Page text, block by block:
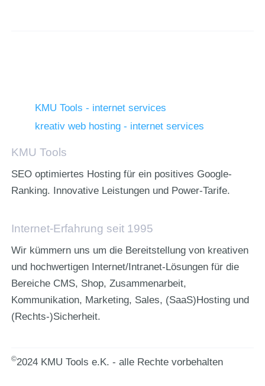
KMU Tools - internet services
kreativ web hosting - internet services
KMU Tools
SEO optimiertes Hosting für ein positives Google-
Ranking. Innovative Leistungen und Power-Tarife.
Internet-Erfahrung seit 1995
Wir kümmern uns um die Bereitstellung von kreativen
und hochwertigen Internet/Intranet-Lösungen für die
Bereiche CMS, Shop, Zusammenarbeit,
Kommunikation, Marketing, Sales, (SaaS)Hosting und
(Rechts-)Sicherheit.
©2024 KMU Tools e.K. - alle Rechte vorbehalten